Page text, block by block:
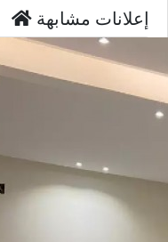
إعلانات مشابهة